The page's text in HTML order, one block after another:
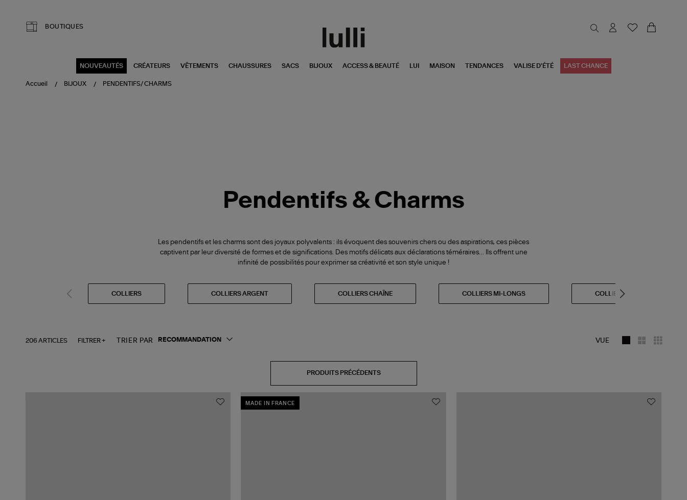
BOUTIQUES
NOUVEAUTÉS CRÉATEURS VÊTEMENTS CHAUSSURES SACS BIJOUX ACCESS & BEAUTÉ LUI MAISON TENDANCES VALISE D'ÉTÉ LAST CHANCE
Accueil BIJOUX PENDENTIFS/ CHARMS
Pendentifs & Charms
Les pendentifs et les charms sont des joyaux polyvalents : ils évoquent des souvenirs chers ou des aspirations, ces pièces
captivent par leur diversité de formes et de significations. Des motifs délicats aux déclarations téméraires… Ils offrent une
infinité de possibilités pour exprimer sa créativité et son style unique !
COLLIERS COLLIERS ARGENT COLLIERS CHAÎNE COLLIERS MI-LONGS COLLIERS OR
206 ARTICLES FILTRER + TRIER PAR VUE
PRODUITS PRÉCÉDENTS
MADE IN FRANCE